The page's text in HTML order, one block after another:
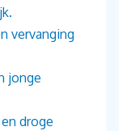
vervanging
jonge
droge